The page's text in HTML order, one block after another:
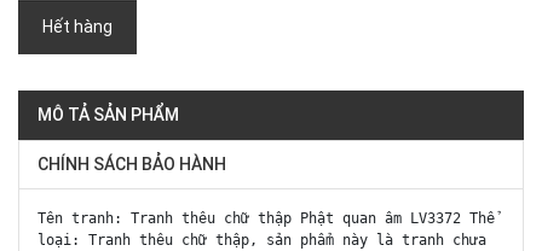
Hết hàng
MÔ TẢ SẢN PHẨM
CHÍNH SÁCH BẢO HÀNH
Tên tranh: Tranh thêu chữ thập Phật quan âm LV3372 Thể
loại: Tranh thêu chữ thập, sản phẩm này là tranh chưa